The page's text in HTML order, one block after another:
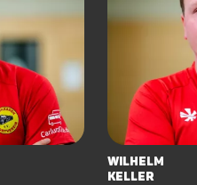
Wilhelm
Keller